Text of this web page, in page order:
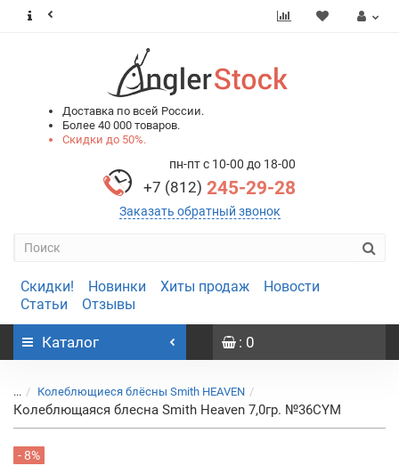
Доставка по всей России.
Более 40 000 товаров.
Скидки до 50%.
пн-пт с 10-00 до 18-00
+7 (812) 245-29-28
Заказать обратный звонок
Скидки! Новинки Хиты продаж
Новости
Статьи
Отзывы
Каталог : 0
... Колеблющиеся блёсны Smith HEAVEN
Колеблющаяся блесна Smith Heaven 7,0гр. №36CYM
- 8%